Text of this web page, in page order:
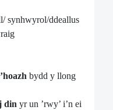
synhwyrol/ddeallus
bydd y llong
din yr un ’rwy’ i’n ei